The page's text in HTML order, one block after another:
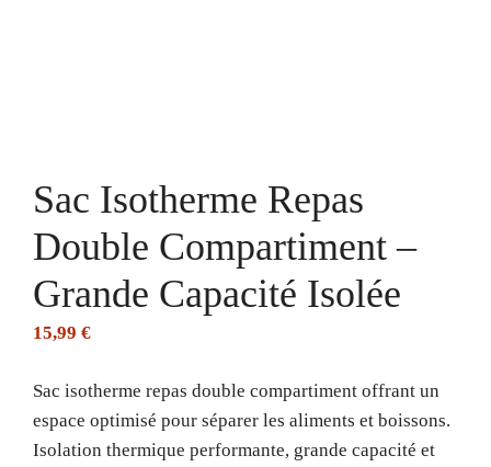
Sac Isotherme Repas
Double Compartiment –
Grande Capacité Isolée
15,99 €
Sac isotherme repas double compartiment offrant un
espace optimisé pour séparer les aliments et boissons.
Isolation thermique performante, grande capacité et